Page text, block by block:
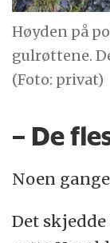
Høyden på
gulrøttene.
(Foto: privat)
– De
Noen
Det